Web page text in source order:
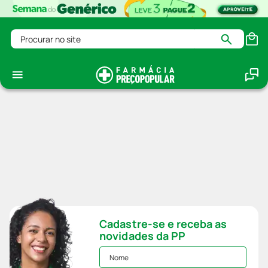
Procurar no site
Cadastre-se e receba as
novidades da PP